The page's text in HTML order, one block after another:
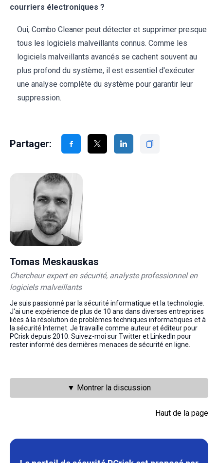
courriers électroniques ?
Oui, Combo Cleaner peut détecter et supprimer presque
tous les logiciels malveillants connus. Comme les
logiciels malveillants avancés se cachent souvent au
plus profond du système, il est essentiel d'exécuter
une analyse complète du système pour garantir leur
suppression.
Partager:
Tomas Meskauskas
Chercheur expert en sécurité, analyste professionnel en
logiciels malveillants
Je suis passionné par la sécurité informatique et la technologie.
J'ai une expérience de plus de 10 ans dans diverses entreprises
liées à la résolution de problèmes techniques informatiques et à
la sécurité Internet. Je travaille comme auteur et éditeur pour
PCrisk depuis 2010. Suivez-moi sur Twitter et LinkedIn pour
rester informé des dernières menaces de sécurité en ligne.
▼ Montrer la discussion
Haut de la page